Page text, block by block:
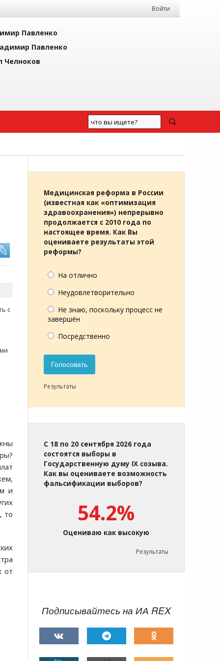
Войти
Павленко
Павленко
Челноков
с
и
то
от
Медицинская реформа в России
(известная как «оптимизация
здравоохранения») непрерывно
продолжается с 2010 года по
настоящее время. Как Вы
оцениваете результаты этой
реформы?
На отлично
Неудовлетворительно
Не знаю, поскольку процесс не
завершён
Посредственно
Голосовать
Результаты
С 18 по 20 сентября 2026 года
состоятся выборы в
Государственную думу IX созыва.
Как вы оцениваете возможность
фальсификации выборов?
54.2%
Оцениваю как высокую
Результаты
Подписывайтесь на ИА REX